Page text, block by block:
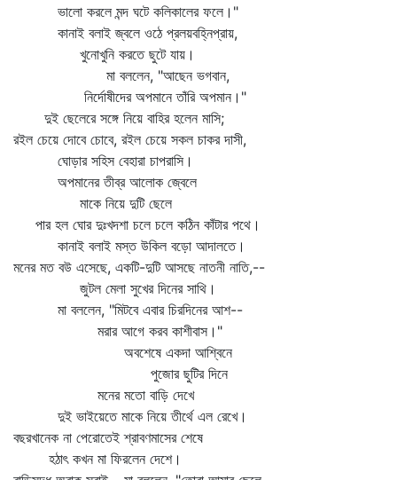
ভালো করলে মন্দ ঘটে কলিকালের ফলে।"
কানাই বলাই জ্বলে ওঠে প্রলয়বহ্নিপ্রায়,
খুনোখুনি করতে ছুটে যায়।
মা বললেন, "আছেন ভগবান,
নির্দোষীদের অপমানে তাঁরি অপমান।"
দুই ছেলেরে সঙ্গে নিয়ে বাহির হলেন মাসি;
রইল চেয়ে দোবে চোবে, রইল চেয়ে সকল চাকর দাসী,
ঘোড়ার সহিস বেহারা চাপরাসি।
অপমানের তীব্র আলোক জ্বেলে
মাকে নিয়ে দুটি ছেলে
পার হল ঘোর দুঃখদশা চলে চলে কঠিন কাঁটার পথে।
কানাই বলাই মস্ত উকিল বড়ো আদালতে।
মনের মত বউ এসেছে, একটি-দুটি আসছে নাতনী নাতি,--
জুটল মেলা সুখের দিনের সাথি।
মা বললেন, "মিটবে এবার চিরদিনের আশ--
মরার আগে করব কাশীবাস।"
অবশেষে একদা আশ্বিনে
পুজোর ছুটির দিনে
মনের মতো বাড়ি দেখে
দুই ভাইয়েতে মাকে নিয়ে তীর্থে এল রেখে।
বছরখানেক না পেরোতেই শ্রাবণমাসের শেষে
হঠাৎ কখন মা ফিরলেন দেশে।